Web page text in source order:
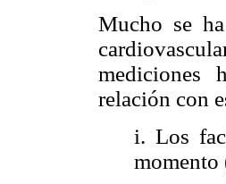
Mucho se
mediciones
relación con
i. Los
momento